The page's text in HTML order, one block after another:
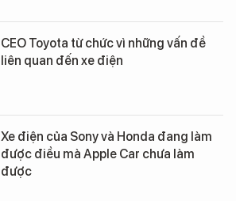
CEO Toyota từ chức vì những vấn đề
liên quan đến xe điện
Xe điện của Sony và Honda đang làm
được điều mà Apple Car chưa làm
được